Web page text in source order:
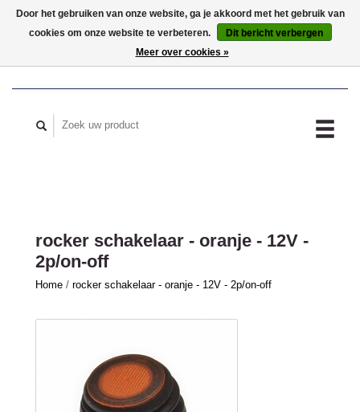
MIJN ACCOUNT
rocker schakelaar - oranje - 12V -
2p/on-off
Home / rocker schakelaar - oranje - 12V - 2p/on-off
Door het gebruiken van onze website, ga je akkoord met het gebruik van
cookies om onze website te verbeteren.
Dit bericht verbergen
Meer over cookies »